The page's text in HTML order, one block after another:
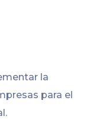
la
para el